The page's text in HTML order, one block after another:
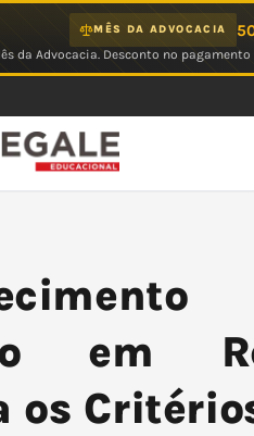
MÊS DA ADVOCACIA
da Advocacia. Desconto no
em
os